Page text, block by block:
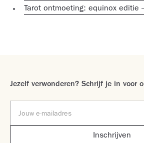
Tarot ontmoeting: equinox editie
Jezelf verwonderen? Schrijf je in voor